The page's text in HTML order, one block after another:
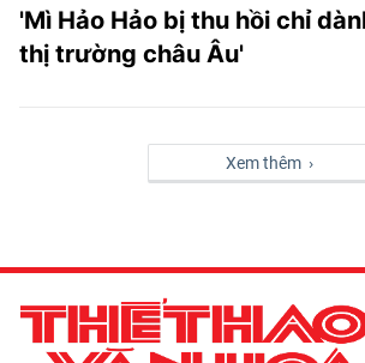
'Mì Hảo Hảo bị thu hồi chỉ
thị trường châu Âu'
Xem thêm ›